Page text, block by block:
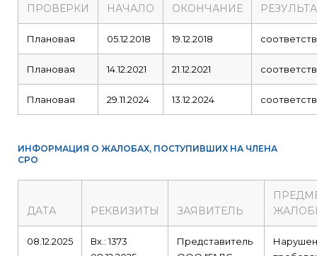
ПРОВЕРКИ
НАЧАЛО ОКОНЧАНИЕ
Плановая 05.12.2018 19.12.2018
Плановая 14.12.2021 21.12.2021
Плановая 29.11.2024 13.12.2024
ИНФОРМАЦИЯ О ЖАЛОБАХ, ПОСТУПИВШИХ НА ЧЛЕНА
СРО
ДАТА РЕКВИЗИТЫ ЗАЯВИТЕЛЬ
08.12.2025
Вх.: 1373
Представитель